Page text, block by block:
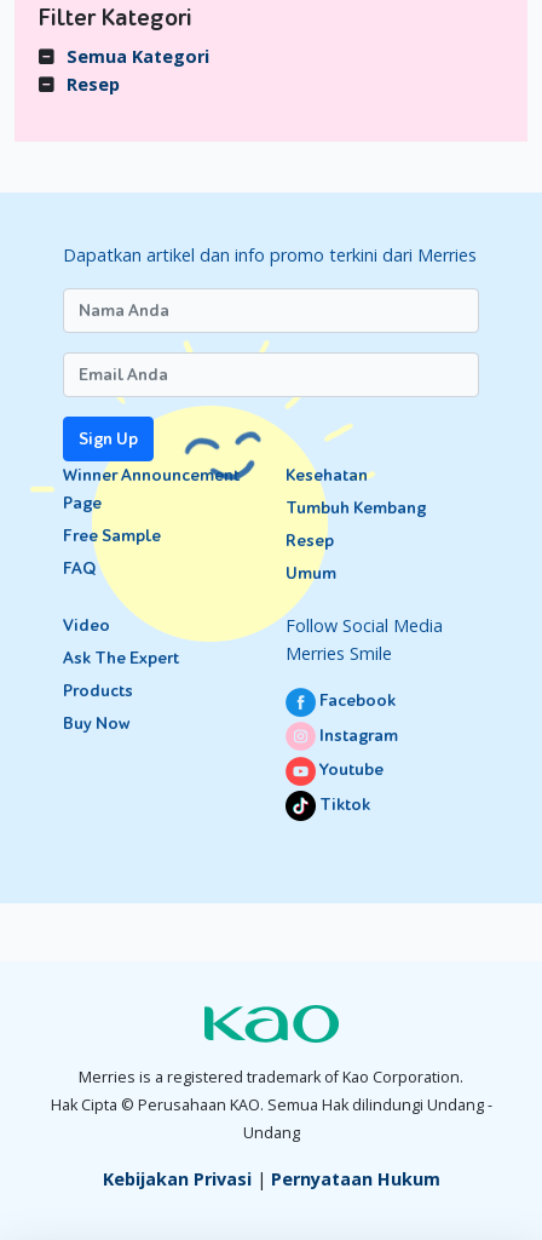
Filter Kategori
Semua Kategori
Resep
Dapatkan artikel dan info promo terkini dari Merries
Sign Up
Winner Announcement
Page
Free Sample
FAQ
Kesehatan
Tumbuh Kembang
Resep
Umum
Video
Ask The Expert
Products
Buy Now
Follow Social Media
Merries Smile
Facebook
Instagram
Youtube
Tiktok
Merries is a registered trademark of Kao Corporation.
Hak Cipta © Perusahaan KAO. Semua Hak dilindungi Undang -
Undang
Kebijakan Privasi| Pernyataan Hukum